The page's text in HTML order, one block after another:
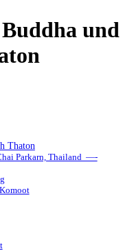
und
Thaton
Parkarn, Thailand —-